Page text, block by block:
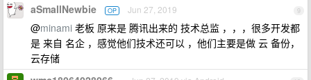
9
aSmallNewbie OP Jun 27, 2019
@minami 老板 原来是 腾讯出来的 技术总监 ，，，很多开发都
是 来自 名企 ，感觉他们技术还可以 ，他们主要是做 云 备份，
云存储